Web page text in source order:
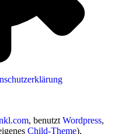
, benutzt Wordpress,
Child-Theme),